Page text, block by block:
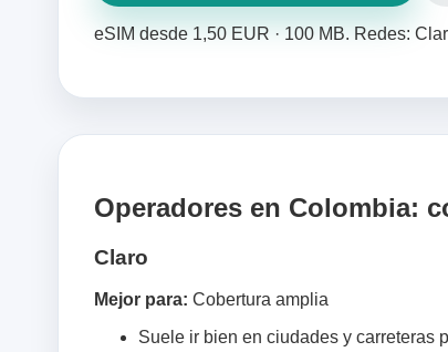
eSIM desde 1,50 EUR · 100 MB. Redes:
Operadores en Colombia:
Claro
Mejor para: Cobertura amplia
Suele ir bien en ciudades y carreteras